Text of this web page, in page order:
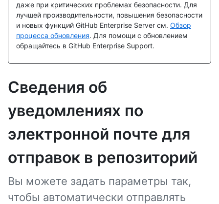
даже при критических проблемах безопасности. Для
лучшей производительности, повышения безопасности
и новых функций GitHub Enterprise Server см. Обзор
процесса обновления. Для помощи с обновлением
обращайтесь в GitHub Enterprise Support.
Сведения об
уведомлениях по
электронной почте для
отправок в репозиторий
Вы можете задать параметры так,
чтобы автоматически отправлять